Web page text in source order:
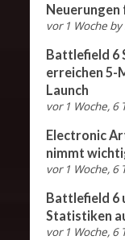
Neuerungen
vor 1 Woche by
Battlefield 6
erreichen 5-
Launch
vor 1 Woche, 6
Electronic
nimmt
vor 1 Woche, 6
Battlefield 6
Statistiken
vor 1 Woche, 6